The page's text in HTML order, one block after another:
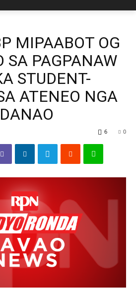
MIPAABOT OG
SA PAGPANAW
STUDENT-
ATENEO NGA
0
6